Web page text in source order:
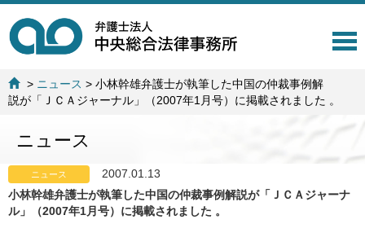
T
g
> ニュース >小林幹雄弁護士が執筆した中国の仲裁事例解
説が「ＪＣＡジャーナル」（2007年1月号）に掲載されました 。
ニュース
ニュース
2007.01.13
小林幹雄弁護士が執筆した中国の仲裁事例解説が「ＪＣＡジャーナ
ル」（2007年1月号）に掲載されました 。